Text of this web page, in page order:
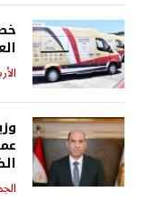
الأربعاء،
الجمعة، 7